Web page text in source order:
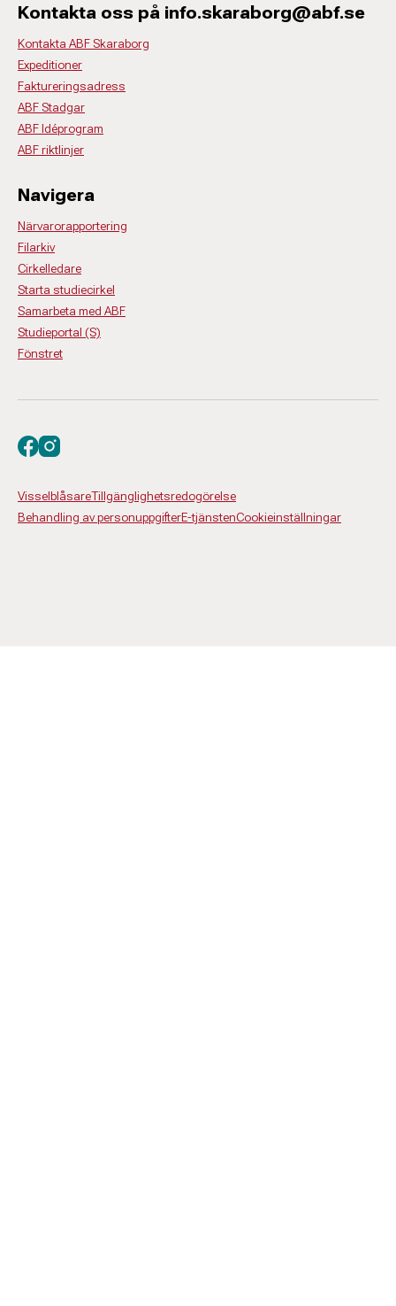
Kontakta oss på info.skaraborg@abf.se
Kontakta ABF Skaraborg
Expeditioner
Faktureringsadress
ABF Stadgar
ABF Idéprogram
ABF riktlinjer
Navigera
Närvarorapportering
Filarkiv
Cirkelledare
Starta studiecirkel
Samarbeta med ABF
Studieportal (S)
Fönstret
VisselblåsareTillgänglighetsredogörelse
Behandling av personuppgifterE-tjänstenCookieinställningar
Besök oss på facebook
Besök oss på instagram